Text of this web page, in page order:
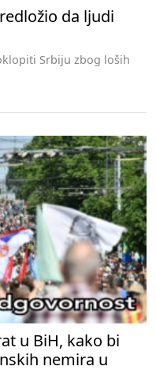
da ljudi
Srbiju zbog loših
u BiH, kako bi
nemira u